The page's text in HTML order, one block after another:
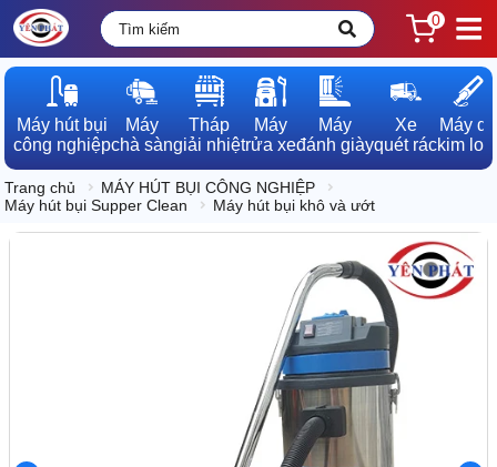
0
Máy hút bụi
công nghiệp
Máy
chà sàn
Tháp
giải nhiệt
Máy
rửa xe
Máy
đánh giày
Xe
quét rác
Máy dò
kim loại
Trang chủ
MÁY HÚT BỤI CÔNG NGHIỆP
Máy hút bụi Supper Clean
Máy hút bụi khô và ướt